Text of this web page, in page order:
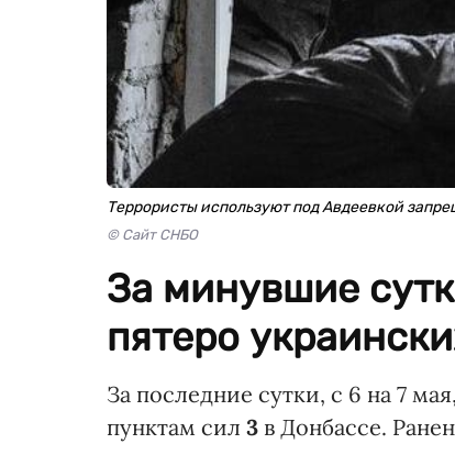
Террористы используют под Авдеевкой
© Сайт СНБО
За минувшие
пятеро
За последние сутки, с 6 на 7
пунктам сил 3 в Донбассе.